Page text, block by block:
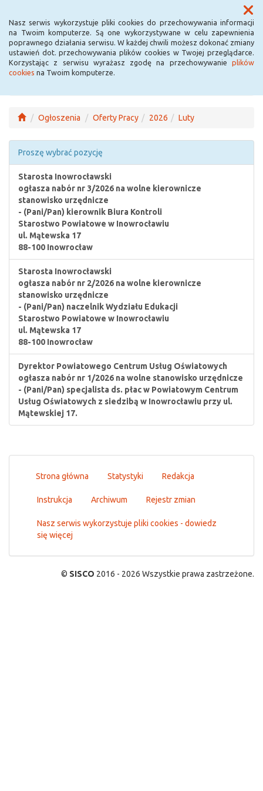
Nasz serwis wykorzystuje pliki cookies do przechowywania informacji
na Twoim komputerze. Są one wykorzystywane w celu zapewnienia
poprawnego działania serwisu. W każdej chwili możesz dokonać zmiany
ustawień dot. przechowywania plików cookies w Twojej przeglądarce.
Korzystając z serwisu wyrażasz zgodę na przechowywanie plików
cookies na Twoim komputerze.
Menu
Ogłoszenia Oferty Pracy 2026 Luty
Proszę wybrać pozycję
Starosta Inowrocławski
ogłasza nabór nr 3/2026 na wolne kierownicze
stanowisko urzędnicze
- (Pani/Pan) kierownik Biura Kontroli
Starostwo Powiatowe w Inowrocławiu
ul. Mątewska 17
88-100 Inowrocław
Starosta Inowrocławski
ogłasza nabór nr 2/2026 na wolne kierownicze
stanowisko urzędnicze
- (Pani/Pan) naczelnik Wydziału Edukacji
Starostwo Powiatowe w Inowrocławiu
ul. Mątewska 17
88-100 Inowrocław
Dyrektor Powiatowego Centrum Usług Oświatowych
ogłasza nabór nr 1/2026 na wolne stanowisko urzędnicze
- (Pani/Pan) specjalista ds. płac w Powiatowym Centrum
Usług Oświatowych z siedzibą w Inowrocławiu przy ul.
Mątewskiej 17.
Strona główna Statystyki Redakcja
Instrukcja Archiwum Rejestr zmian
Nasz serwis wykorzystuje pliki cookies - dowiedz
się więcej
© SISCO 2016 - 2026 Wszystkie prawa zastrzeżone.